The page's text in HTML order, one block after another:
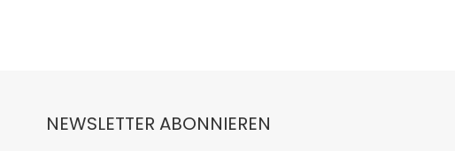
NEWSLETTER ABONNIEREN